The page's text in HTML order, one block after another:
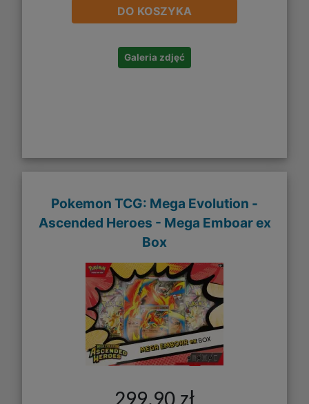
DO KOSZYKA
Galeria zdjęć
Pokemon TCG: Mega Evolution -
Ascended Heroes - Mega Emboar ex
Box